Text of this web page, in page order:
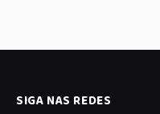
SIGA NAS REDES